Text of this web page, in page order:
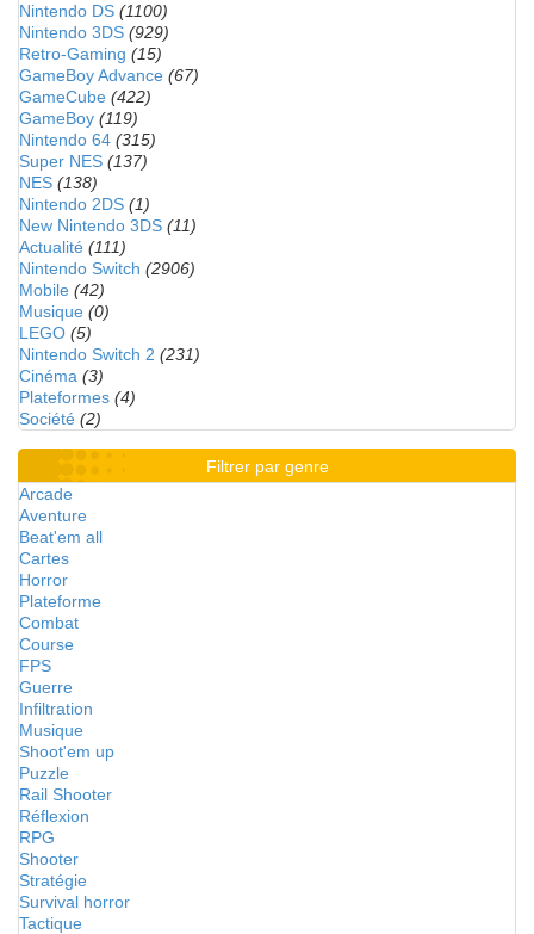
Nintendo DS (1100)
Nintendo 3DS (929)
Retro-Gaming (15)
GameBoy Advance (67)
GameCube (422)
GameBoy (119)
Nintendo 64 (315)
Super NES (137)
NES (138)
Nintendo 2DS (1)
New Nintendo 3DS (11)
Actualité (111)
Nintendo Switch (2906)
Mobile (42)
Musique (0)
LEGO (5)
Nintendo Switch 2 (231)
Cinéma (3)
Plateformes (4)
Société (2)
Filtrer par genre
Arcade
Aventure
Beat'em all
Cartes
Horror
Plateforme
Combat
Course
FPS
Guerre
Infiltration
Musique
Shoot'em up
Puzzle
Rail Shooter
Réflexion
RPG
Shooter
Stratégie
Survival horror
Tactique